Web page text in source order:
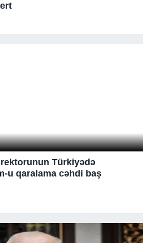
Türkiyədə
u qaralama cəhdi baş